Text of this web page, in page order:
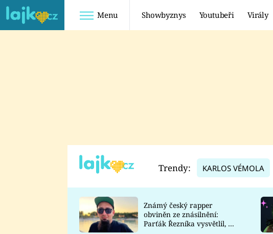
Menu Showbyznys Youtubeři Virály
TADEÁŠ KUBĚNKA
DATEL
Trendy: KARLOS VÉMOLA
Známý český rapper
obviněn ze znásilnění:
Parťák Řezníka vysvětlil, co